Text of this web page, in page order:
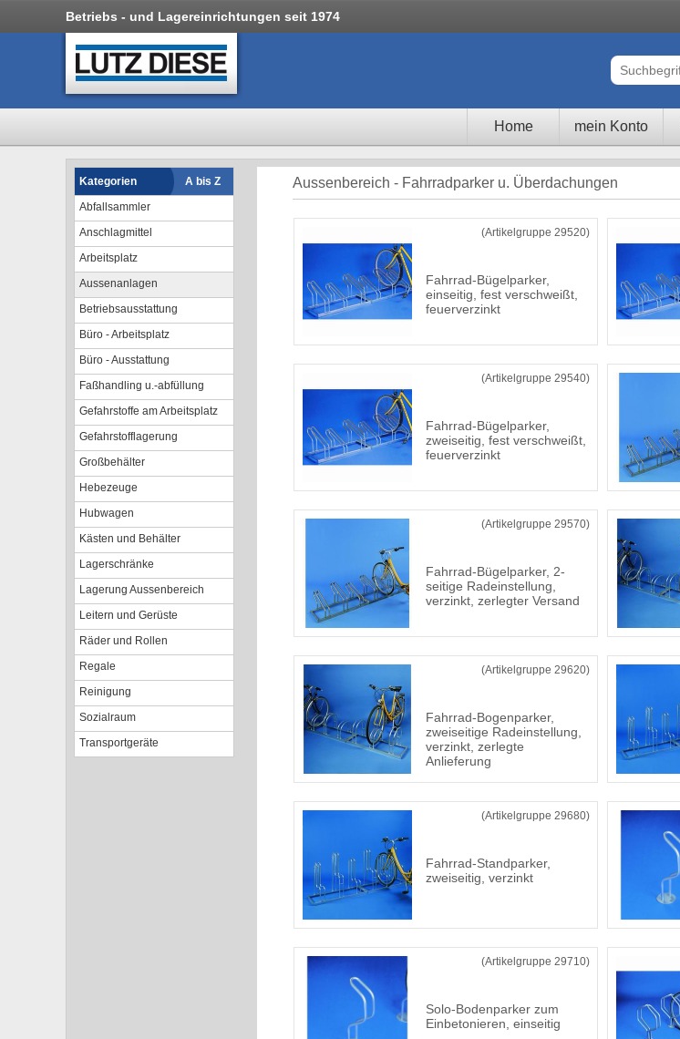
Betriebs - und Lagereinrichtungen seit 1974
Home mein Konto
Kategorien
A bis Z
Abfallsammler
Anschlagmittel
Arbeitsplatz
Aussenanlagen
Betriebsausstattung
Büro - Arbeitsplatz
Büro - Ausstattung
Faßhandling u.-abfüllung
Gefahrstoffe am Arbeitsplatz
Gefahrstofflagerung
Großbehälter
Hebezeuge
Hubwagen
Kästen und Behälter
Lagerschränke
Lagerung Aussenbereich
Leitern und Gerüste
Räder und Rollen
Regale
Reinigung
Sozialraum
Transportgeräte
Aussenbereich - Fahrradparker u. Überdachungen
(Artikelgruppe 29520)
Fahrrad-Bügelparker,
einseitig, fest verschweißt,
feuerverzinkt
(Artikelgruppe 29540)
Fahrrad-Bügelparker,
zweiseitig, fest verschweißt,
feuerverzinkt
(Artikelgruppe 29570)
Fahrrad-Bügelparker, 2-
seitige Radeinstellung,
verzinkt, zerlegter Versand
(Artikelgruppe 29620)
Fahrrad-Bogenparker,
zweiseitige Radeinstellung,
verzinkt, zerlegte
Anlieferung
(Artikelgruppe 29680)
Fahrrad-Standparker,
zweiseitig, verzinkt
(Artikelgruppe 29710)
Solo-Bodenparker zum
Einbetonieren, einseitig